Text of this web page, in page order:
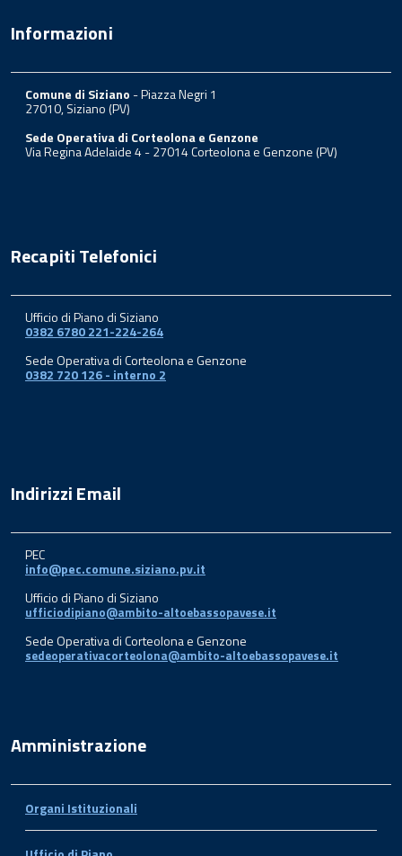
Informazioni
Comune di Siziano - Piazza Negri 1
27010, Siziano (PV)
Sede Operativa di Corteolona e Genzone
Via Regina Adelaide 4 - 27014 Corteolona e Genzone (PV)
Recapiti Telefonici
Ufficio di Piano di Siziano
0382 6780 221-224-264
Sede Operativa di Corteolona e Genzone
0382 720 126 - interno 2
Indirizzi Email
PEC
info@pec.comune.siziano.pv.it
Ufficio di Piano di Siziano
ufficiodipiano@ambito-altoebassopavese.it
Sede Operativa di Corteolona e Genzone
sedeoperativacorteolona@ambito-altoebassopavese.it
Amministrazione
Organi Istituzionali